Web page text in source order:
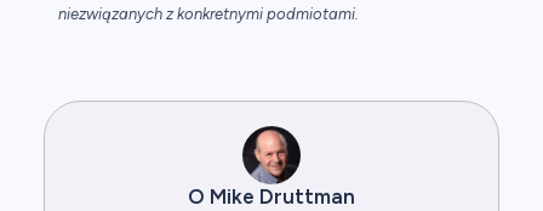
niezwiązanych z konkretnymi podmiotami.
O Mike Druttman